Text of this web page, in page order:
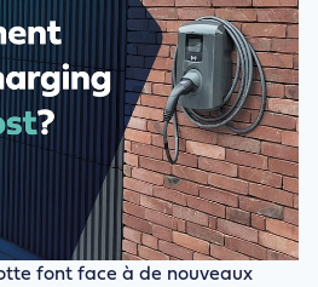
font face à de nouveaux